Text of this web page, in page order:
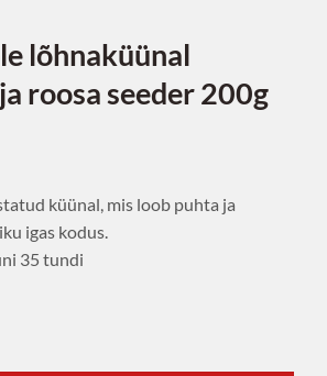
lõhnaküünal
roosa seeder 200g
küünal, mis loob puhta ja
igas kodus.
35 tundi